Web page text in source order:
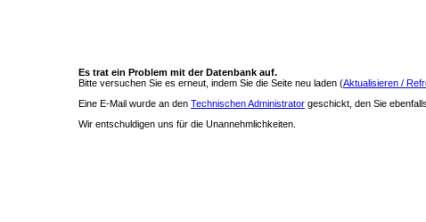
Es trat ein Problem mit der Datenbank auf.
Bitte versuchen Sie es erneut, indem Sie die Seite neu laden (Aktualisieren /
Eine E-Mail wurde an den Technischen Administrator geschickt, den Sie
Wir entschuldigen uns für die Unannehmlichkeiten.